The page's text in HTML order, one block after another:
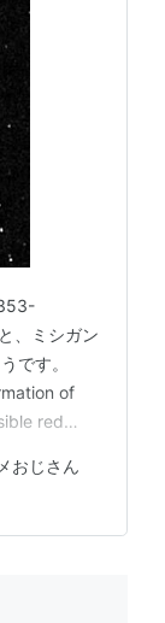
、ミシガン
です。
of
red
おじさん